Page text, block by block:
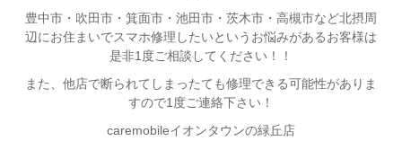
豊中市・吹田市・箕面市・池田市・茨木市・高槻市など北摂周
辺にお住まいでスマホ修理したいというお悩みがあるお客様は
是非1度ご相談してください！！
また、他店で断られてしまったても修理できる可能性がありま
すので1度ご連絡下さい！
caremobileイオンタウンの緑丘店